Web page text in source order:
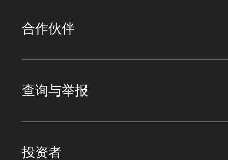
合作伙伴
查询与举报
投资者